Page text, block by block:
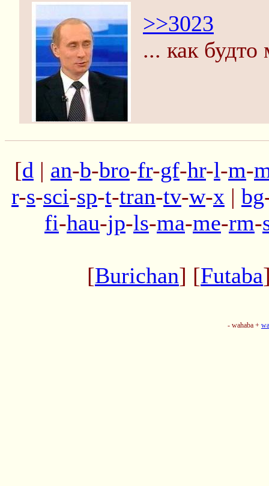
>>3023
... как
[d | an-b-bro-fr-gf-hr-l-m-
r-s-sci-sp-t-tran-tv-w-x | bg
fi-hau-jp-ls-ma-me-rm-
[Burichan] [Futaba
- wahaba +